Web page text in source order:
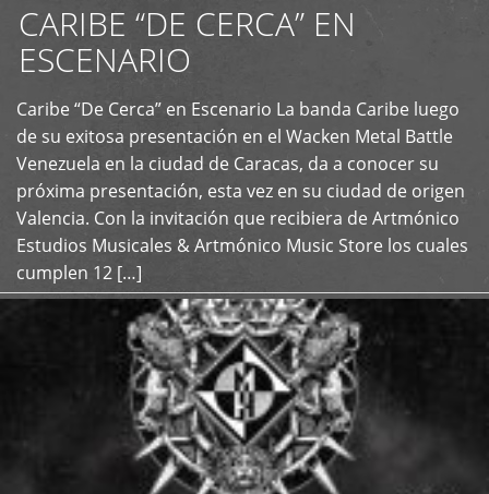
CARIBE “DE CERCA” EN
ESCENARIO
Caribe “De Cerca” en Escenario La banda Caribe luego
de su exitosa presentación en el Wacken Metal Battle
Venezuela en la ciudad de Caracas, da a conocer su
próxima presentación, esta vez en su ciudad de origen
Valencia. Con la invitación que recibiera de Artmónico
Estudios Musicales & Artmónico Music Store los cuales
cumplen 12 […]
+